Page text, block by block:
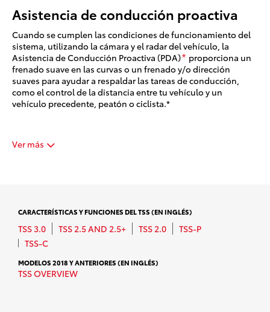
Asistencia de conducción proactiva
Cuando se cumplen las condiciones de funcionamiento del
sistema, utilizando la cámara y el radar del vehículo, la
Asistencia de Conducción Proactiva (PDA)* proporciona un
frenado suave en las curvas o un frenado y/o dirección
suaves para ayudar a respaldar las tareas de conducción,
como el control de la distancia entre tu vehículo y un
vehículo precedente, peatón o ciclista.*
Ver más
CARACTERÍSTICAS Y FUNCIONES DEL TSS (EN INGLÉS)
TSS 3.0 TSS 2.5 AND 2.5+ TSS 2.0
TSS-P
TSS-C
MODELOS 2018 Y ANTERIORES (EN INGLÉS)
TSS OVERVIEW